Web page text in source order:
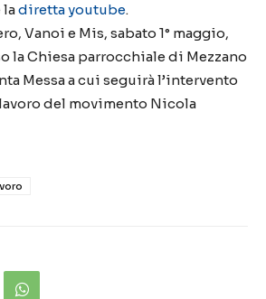
ladiretta youtube.
Vanoi e Mis, sabato 1° maggio,
la Chiesa parrocchiale di Mezzano
Messa a cui seguirà l’intervento
del movimento Nicola